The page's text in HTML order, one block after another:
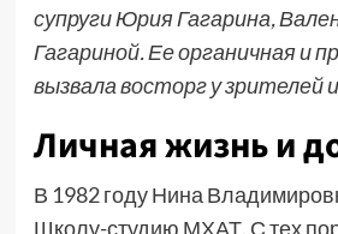
супруги Юрия Гагарина,
Гагариной. Ее органичная и
вызвала восторг у зрителей
Личная жизнь и
В 1982 году Нина
Школу-студию МХАТ. С тех